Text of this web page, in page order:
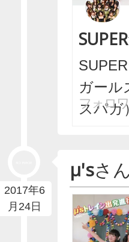
ガール
スパガ
フォロ
2017年6
月24日
μ'sさ